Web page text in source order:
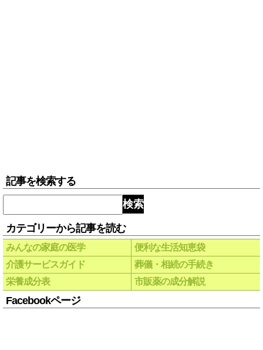
記事を検索する
検索
カテゴリーから記事を読む
みんなの家庭の医学
便利な生活知恵袋
介護サービスガイド
葬儀・相続の手続き
栄養成分表
市販薬の成分解説
Facebookページ